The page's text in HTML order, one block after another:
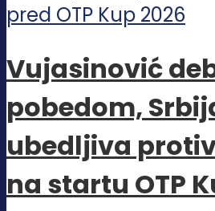
Vujasinović
pobedom,
ubedljiva
na startu OTP